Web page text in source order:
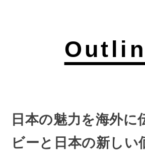
日本の魅力を海外に
ビーと日本の新しい